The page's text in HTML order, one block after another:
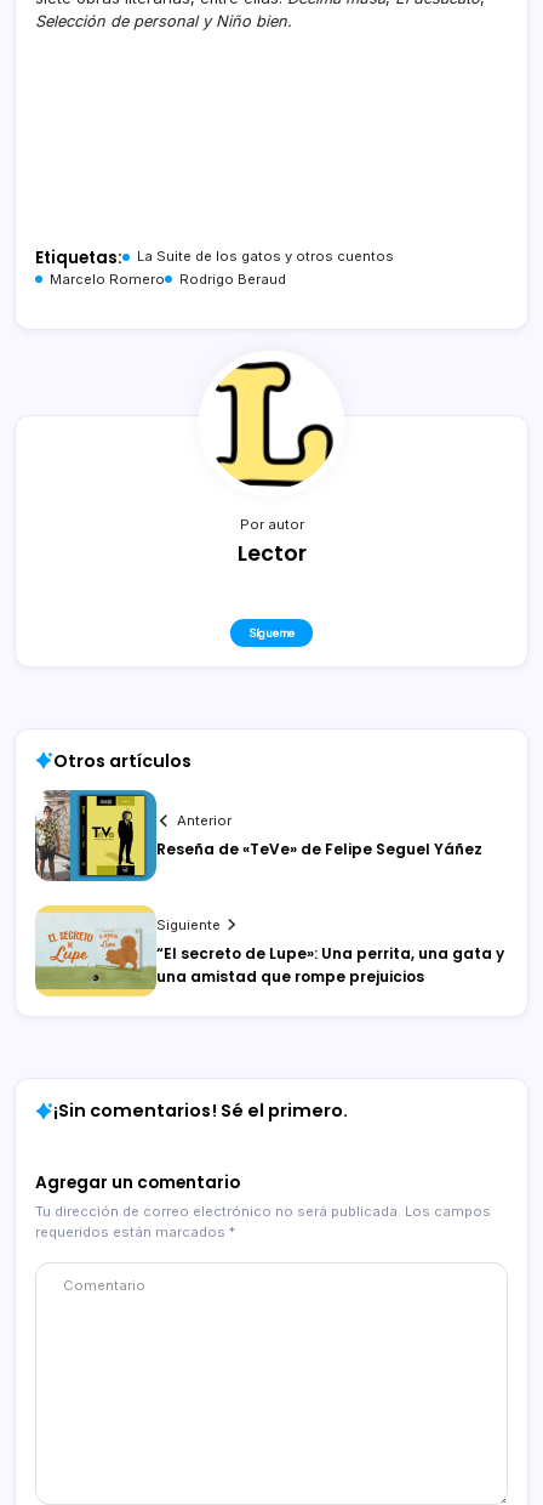
Selección de personal y Niño bien.
Etiquetas:
La Suite de los gatos y otros cuentos
Marcelo Romero
Rodrigo Beraud
Por autor
Lector
Sígueme
Otros artículos
Anterior
Reseña de «TeVe» de Felipe Seguel Yáñez
Siguiente
“El secreto de Lupe»: Una perrita, una gata y
una amistad que rompe prejuicios
¡Sin comentarios! Sé el primero.
Agregar un comentario
Tu dirección de correo electrónico no será publicada. Los campos
requeridos están marcados *